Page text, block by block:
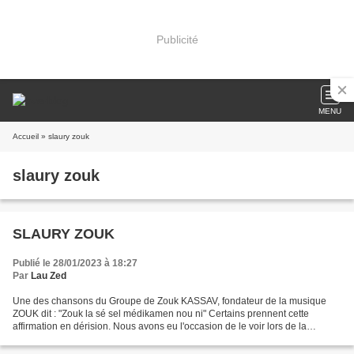
Publicité
MENU
Accueil » slaury zouk
slaury zouk
SLAURY ZOUK
Publié le 28/01/2023 à 18:27
Par Lau Zed
Une des chansons du Groupe de Zouk KASSAV, fondateur de la musique
ZOUK dit : "Zouk la sé sel médikamen nou ni" Certains prennent cette
affirmation en dérision. Nous avons eu l'occasion de le voir lors de la